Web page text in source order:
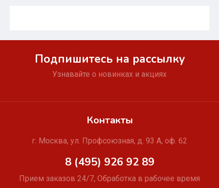
Подпишитесь на рассылку
Узнавайте о новинках и акциях
Контакты
г. Москва, ул. Профсоюзная, д. 93 А, оф. 62
8 (495) 926 92 89
Прием заказов 24/7, Обработка в рабочее время